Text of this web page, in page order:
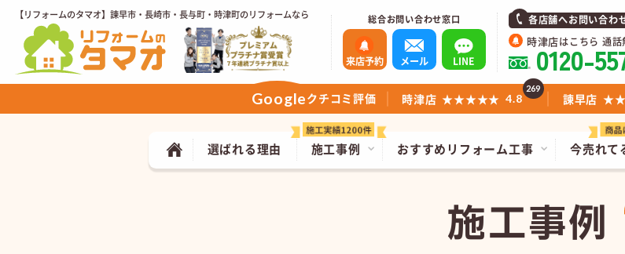
【リフォームのタマオ】諫早市・長崎市・長与町・時津町のリフォームなら 総合お問い合わせ窓口
来店予約 メール LINE
各店舗へお問い合
時津店はこちら 通話
0120-
今売れて
施工事例 おすすめリフォーム工事
選ばれる理由
Googleクチコミ評価 時津店 ★★★★★ 4.8
269
諫早店
施工事例